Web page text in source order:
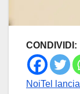
CONDIVIDI:
NoiTel